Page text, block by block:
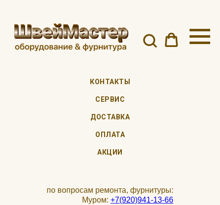
КОНТАКТЫ
СЕРВИС
ДОСТАВКА
ОПЛАТА
АКЦИИ
по вопросам ремонта, фурнитуры:
Муром: +7(920)941-13-66